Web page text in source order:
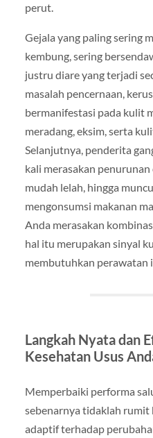
perut.
Gejala yang paling sering
kembung, sering
justru diare yang terjadi
masalah pencernaan,
bermanifestasi pada kulit
meradang, eksim, serta
Selanjutnya, penderita
kali merasakan
mudah lelah, hingga
mengonsumsi makanan
Anda merasakan
hal itu merupakan sinyal
membutuhkan perawatan
Langkah Nyata dan
Kesehatan Usus
Memperbaiki performa
sebenarnya tidaklah rumit
adaptif terhadap